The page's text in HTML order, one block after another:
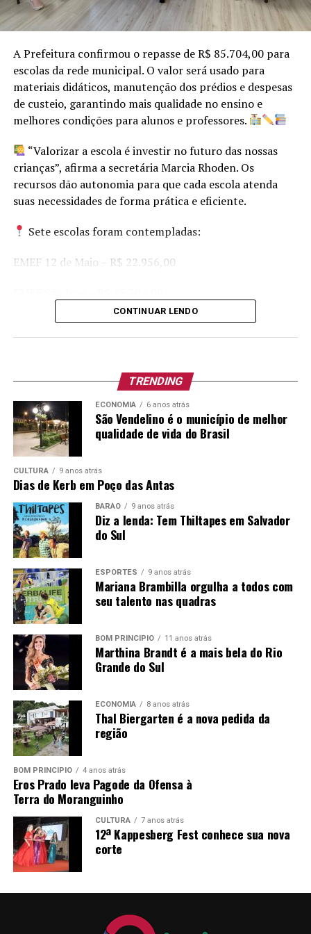
Restava saber quem seria a rainha do Winterschneiss
Winter tem uma Winter como rainha. Amanda Rauber
Winter, a caçula, com 22 anos, foi a escolhida. E de
pronto agradeceu também no dialeto alemão, com um
convite e um Dankeschöne, ou melhor, em dialeto,
“Tanke xeen”.
E que venha a festa, nas três primeiras semanas de
setembro, para que Bom Princípio a todos,
carinhosamente, possa acolher!
A Prefeitura confirmou o repasse de R$ 85.704,00 para
escolas da rede municipal. O valor será usado para
materiais didáticos, manutenção dos prédios e despesas
de custeio, garantindo mais qualidade no ensino e
melhores condições para alunos e professores.
“Valorizar a escola é investir no futuro das nossas
crianças”, afirma a secretária Marcia Rhoden. Os
recursos dão autonomia para que cada escola atenda
suas necessidades de forma prática e eficiente.
Sete escolas foram contempladas:
EMEF 12 de Maio – R$ 22.956,00
EMEF São Marcos – R$ 12.244,00
EMEF Nossa Senhora da Piedade – R$ 7.652,00
EMEF Albino David Hartmann – R$ 7.652,00
EMEF São Luís – R$ 7.652,00
O repasse segue a Lei Municipal 2.086/2014 e será
feito em quatro parcelas, conforme número de alunos
por escola.
Educação se faz com responsabilidade, parceria e
investimento.
CONTINUAR LENDO
TRENDING
ECONOMIA 6 anos atrás
São Vendelino é o município de melhor
qualidade de vida do Brasil
CULTURA 9 anos atrás
Dias de Kerb em Poço das Antas
BARÃO 9 anos atrás
Diz a lenda: Tem Thiltapes em Salvador
do Sul
ESPORTES 9 anos atrás
Mariana Brambilla orgulha a todos com
seu talento nas quadras
BOM PRINCÍPIO 11 anos atrás
Marthina Brandt é a mais bela do Rio
Grande do Sul
ECONOMIA 8 anos atrás
Thal Biergarten é a nova pedida da
região
BOM PRINCÍPIO 4 anos atrás
Eros Prado leva Pagode da Ofensa à
Terra do Moranguinho
CULTURA 7 anos atrás
12ª Kappesberg Fest conhece sua nova
corte